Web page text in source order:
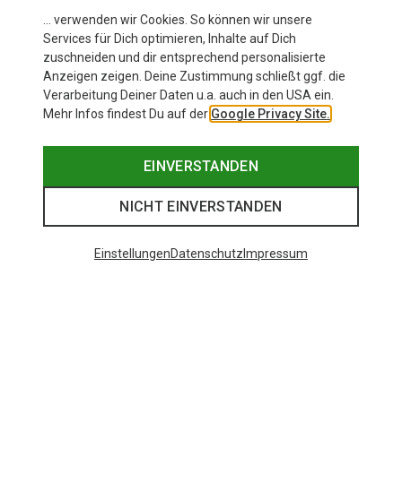
Manduka X Yogamatte
… verwenden wir Cookies. So können wir unsere
Services für Dich optimieren, Inhalte auf Dich
zuschneiden und dir entsprechend personalisierte
Anzeigen zeigen. Deine Zustimmung schließt ggf. die
Verarbeitung Deiner Daten u.a. auch in den USA ein.
Mehr Infos findest Du auf der Google Privacy Site.
EINVERSTANDEN
NICHT EINVERSTANDEN
EinstellungenDatenschutz Impressum